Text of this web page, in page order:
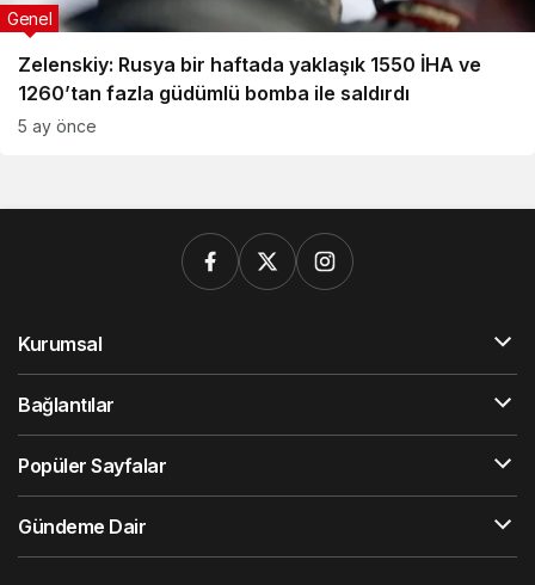
Zelenskiy: Rusya bir haftada yaklaşık 1550 İHA ve
1260’tan fazla güdümlü bomba ile saldırdı
Genel
5 ay önce
Kurumsal
Bağlantılar
Popüler Sayfalar
Gündeme Dair